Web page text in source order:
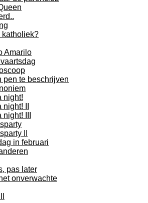
katholiek?
Amarilo
pen te beschrijven
night!
II
III
II
in februari
pas later
onverwachte